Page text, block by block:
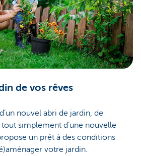
de vos rêves
nouvel abri de jardin, de
simplement d’une nouvelle
un prêt à des conditions
votre jardin.